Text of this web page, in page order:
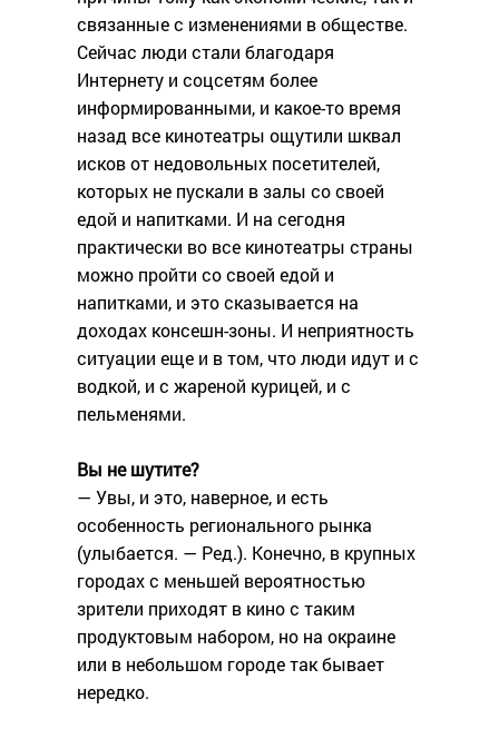
связанные с изменениями в обществе.
Сейчас люди стали благодаря
Интернету и соцсетям более
информированными, и какое-то время
назад все кинотеатры ощутили шквал
исков от недовольных посетителей,
которых не пускали в залы со своей
едой и напитками. И на сегодня
практически во все кинотеатры страны
можно пройти со своей едой и
напитками, и это сказывается на
доходах консешн-зоны. И неприятность
ситуации еще и в том, что люди идут и с
водкой, и с жареной курицей, и с
пельменями.
Вы не шутите?
— Увы, и это, наверное, и есть
особенность регионального рынка
(улыбается. — Ред.). Конечно, в крупных
городах с меньшей вероятностью
зрители приходят в кино с таким
продуктовым набором, но на окраине
или в небольшом городе так бывает
нередко.